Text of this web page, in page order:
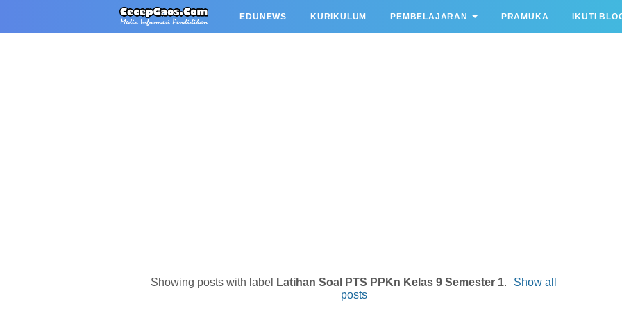
EDUNEWS KURIKULUM PEMBELAJARAN PRAMUKA IKUTI
Showing posts with label Latihan Soal PTS PPKn Kelas 9 Semester 1.
Show all
posts